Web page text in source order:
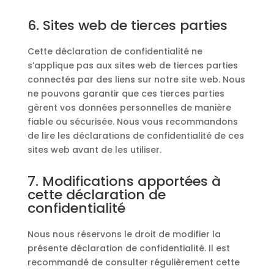
6. Sites web de tierces parties
Cette déclaration de confidentialité ne
s’applique pas aux sites web de tierces parties
connectés par des liens sur notre site web. Nous
ne pouvons garantir que ces tierces parties
gèrent vos données personnelles de manière
fiable ou sécurisée. Nous vous recommandons
de lire les déclarations de confidentialité de ces
sites web avant de les utiliser.
7. Modifications apportées à
cette déclaration de
confidentialité
Nous nous réservons le droit de modifier la
présente déclaration de confidentialité. Il est
recommandé de consulter régulièrement cette